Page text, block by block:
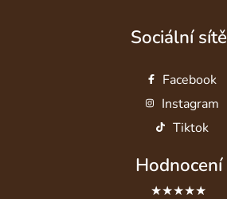
Sociální sítě
Facebook
Instagram
Tiktok
Hodnocení
★★★★★